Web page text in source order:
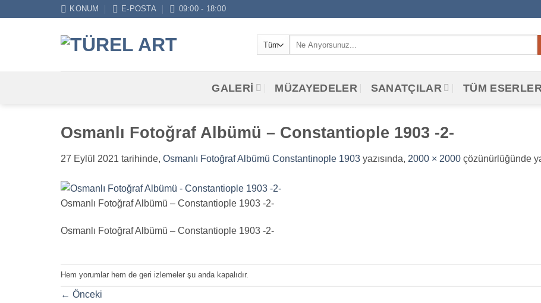
KONUM E-POSTA 09:00 - 18:00
GALERİ MÜZAYEDELER SANATÇILAR TÜM ESERLER
Osmanlı Fotoğraf Albümü – Constantiople 1903 -2-
27 Eylül 2021 tarihinde, Osmanlı Fotoğraf Albümü Constantinople 1903 yazısında, 2000 × 2000 çözünürlüğünde
Osmanlı Fotoğraf Albümü – Constantiople 1903 -2-
Osmanlı Fotoğraf Albümü – Constantiople 1903 -2-
Hem yorumlar hem de geri izlemeler şu anda kapalıdır.
← Önceki